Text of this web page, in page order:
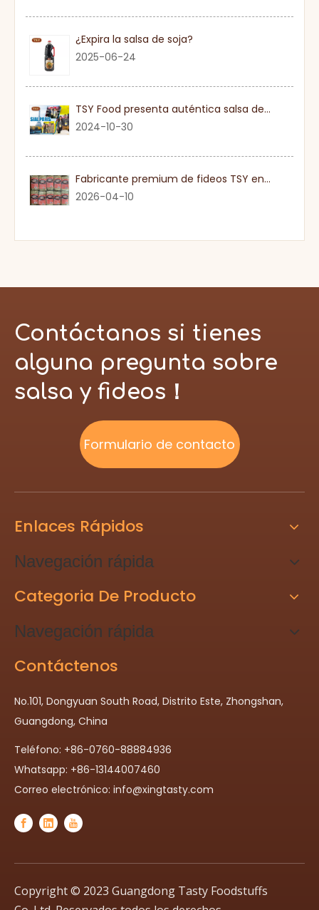
¿Expira la salsa de soja?
2025-06-24
TSY Food presenta auténtica salsa de soja en SIAL PARIS 2024
2024-10-30
Fabricante premium de fideos TSY en Guangdong
2026-04-10
Contáctanos si tienes
alguna pregunta sobre
salsa y fideos！
Formulario de contacto
Enlaces Rápidos
Navegación rápida
Categoria De Producto
Navegación rápida
Contáctenos
No.101, Dongyuan South Road, Distrito Este, Zhongshan,
Guangdong, China
Teléfono: +86-0760-88884936
Whatsapp: +86-13144007460
Correo electrónico: info@xingtasty.com
Copyright © 2023 Guangdong Tasty Foodstuffs